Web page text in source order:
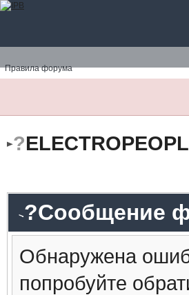
Правила форума
?
?Сообщение
Обнаружена
попробуйте